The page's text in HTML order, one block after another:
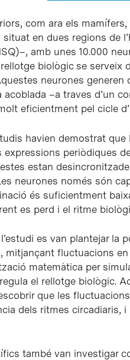
com ara els
situat en dues regions de
amb unes 10.000
biològic se serveix
neurones
acoblada –a traves d’un
eficientment pel cicle
havien demostrat
expressions periòdiques
estan
neurones només són
és suficientment
es perd i el ritme
es van plantejar la
mitjançant fluctuacions
matemàtica per
el rellotge biològic.
que les
dels ritmes circadiaris,
també van investigar